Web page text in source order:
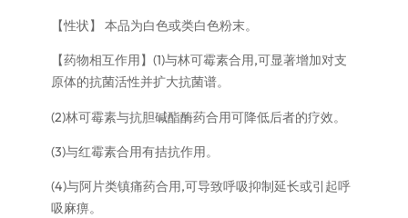
【性状】 本品为白色或类白色粉末。
【药物相互作用】(1)与林可霉素合用,可显著增加对支
原体的抗菌活性并扩大抗菌谱。
(2)林可霉素与抗胆碱酯酶药合用可降低后者的疗效。
(3)与红霉素合用有拮抗作用。
(4)与阿片类镇痛药合用,可导致呼吸抑制延长或引起呼
吸麻痹。